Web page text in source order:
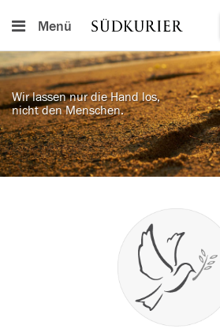
Menü
Wir lassen nur die Hand los,
nicht den Menschen.